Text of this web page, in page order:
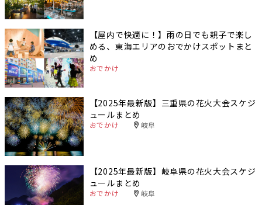
【屋内で快適に！】雨の日でも親子で楽し
める、東海エリアのおでかけスポットまと
め
おでかけ
【2025年最新版】三重県の花火大会スケジ
ュールまとめ
おでかけ 岐阜
【2025年最新版】岐阜県の花火大会スケジ
ュールまとめ
おでかけ 岐阜